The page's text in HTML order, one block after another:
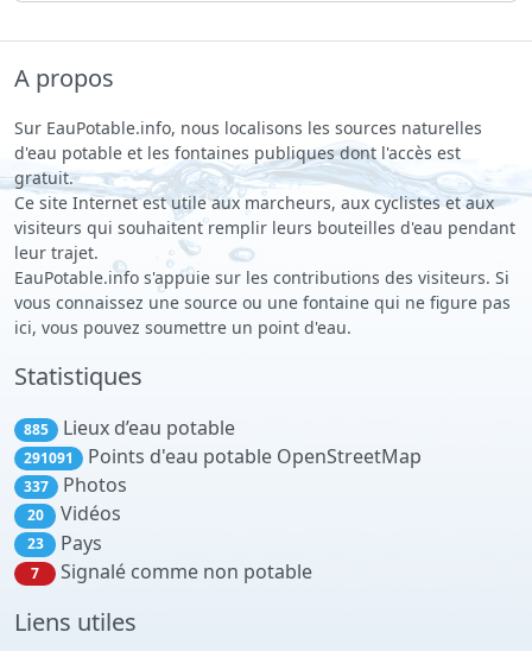
A propos
Sur EauPotable.info, nous localisons les sources naturelles
d'eau potable et les fontaines publiques dont l'accès est
gratuit.
Ce site Internet est utile aux marcheurs, aux cyclistes et aux
visiteurs qui souhaitent remplir leurs bouteilles d'eau pendant
leur trajet.
EauPotable.info s'appuie sur les contributions des visiteurs. Si
vous connaissez une source ou une fontaine qui ne figure pas
ici, vous pouvez soumettre un point d'eau.
Statistiques
885 Lieux d’eau potable
291091 Points d'eau potable OpenStreetMap
337 Photos
20 Vidéos
23 Pays
7 Signalé comme non potable
Liens utiles